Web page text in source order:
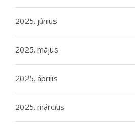
2025. június
2025. május
2025. április
2025. március